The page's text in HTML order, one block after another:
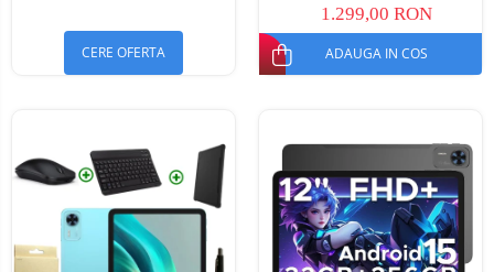
CERE OFERTA
1.299,00 RON
ADAUGA IN COS